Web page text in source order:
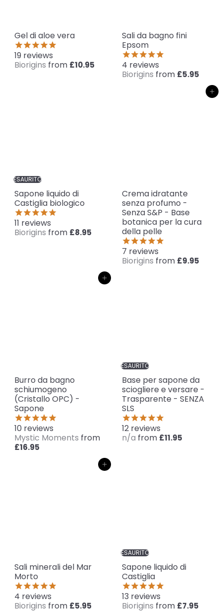
Gel di aloe vera
19 reviews
Biorigins from £10.95
Sali da bagno fini
Epsom
4 reviews
Biorigins from £5.95
ESAURITO
Sapone liquido di
Castiglia biologico
11 reviews
Biorigins from £8.95
Aggiungi al carrello
Crema idratante
senza profumo -
Senza S&P - Base
botanica per la cura
della pelle
7 reviews
Biorigins from £9.95
Aggiungi al carrello
Burro da bagno
schiumogeno
(Cristallo OPC) -
Sapone
10 reviews
Mystic Moments from
£16.95
ESAURITO
Base per sapone da
sciogliere e versare -
Trasparente - SENZA
SLS
12 reviews
n/a from £11.95
Aggiungi al carrello
Sali minerali del Mar
Morto
4 reviews
Biorigins from £5.95
ESAURITO
Sapone liquido di
Castiglia
13 reviews
Biorigins from £7.95